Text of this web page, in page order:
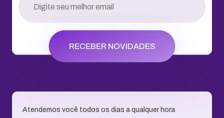
RECEBER NOVIDADES
Atendemos você todos os dias a qualquer hora